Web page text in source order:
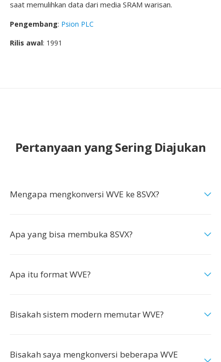
saat memulihkan data dari media SRAM warisan.
Pengembang: Psion PLC
Rilis awal: 1991
Pertanyaan yang Sering Diajukan
Mengapa mengkonversi WVE ke 8SVX?
Apa yang bisa membuka 8SVX?
Apa itu format WVE?
Bisakah sistem modern memutar WVE?
Bisakah saya mengkonversi beberapa WVE